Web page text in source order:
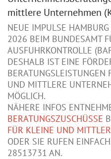
mittlere Unternehmen
NEUE IMPULSE
2026 BEIM BUNDESAMT
AUSFUHRKONTROLLE
DESHALB IST EINE
BERATUNGSLEISTUNGEN
UND MITTLERE
MÖGLICH.
NÄHERE INFOS
BERATUNGSZUSCHÜSSE
FÜR KLEINE UND
ODER SIE RUFEN
28513731 AN.